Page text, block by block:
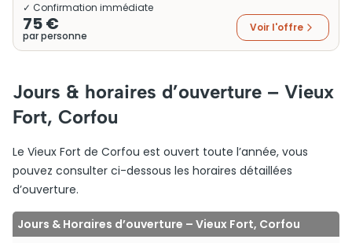
✓ Confirmation immédiate
75 €
par personne
Voir l'offre
Jours & horaires d’ouverture – Vieux
Fort, Corfou
Le Vieux Fort de Corfou est ouvert toute l’année, vous
pouvez consulter ci-dessous les horaires détaillées
d’ouverture.
Jours & Horaires d’ouverture – Vieux Fort, Corfou